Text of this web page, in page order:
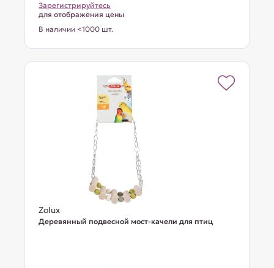
Зарегистрируйтесь
для отображения цены
В наличии <1000 шт.
Zolux
Деревянный подвесной мост-качели для птиц